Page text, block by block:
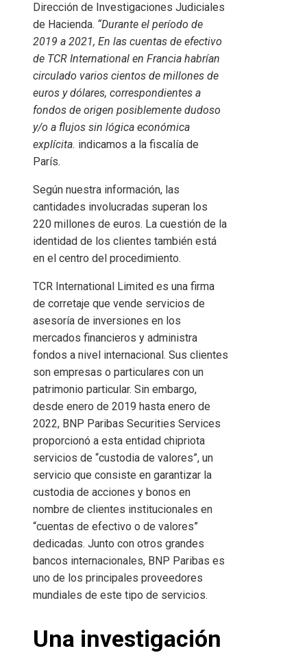
Dirección de Investigaciones Judiciales
de Hacienda. “Durante el período de
2019 a 2021, En las cuentas de efectivo
de TCR International en Francia habrían
circulado varios cientos de millones de
euros y dólares, correspondientes a
fondos de origen posiblemente dudoso
y/o a flujos sin lógica económica
explícita. indicamos a la fiscalía de
París.
Según nuestra información, las
cantidades involucradas superan los
220 millones de euros. La cuestión de la
identidad de los clientes también está
en el centro del procedimiento.
TCR International Limited es una firma
de corretaje que vende servicios de
asesoría de inversiones en los
mercados financieros y administra
fondos a nivel internacional. Sus clientes
son empresas o particulares con un
patrimonio particular. Sin embargo,
desde enero de 2019 hasta enero de
2022, BNP Paribas Securities Services
proporcionó a esta entidad chipriota
servicios de “custodia de valores”, un
servicio que consiste en garantizar la
custodia de acciones y bonos en
nombre de clientes institucionales en
“cuentas de efectivo o de valores”
dedicadas. Junto con otros grandes
bancos internacionales, BNP Paribas es
uno de los principales proveedores
mundiales de este tipo de servicios.
Una investigación